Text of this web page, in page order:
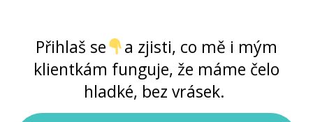
Přihlaš se
a zjisti, co mě i mým
klientkám funguje, že máme čelo
hladké, bez vrásek.